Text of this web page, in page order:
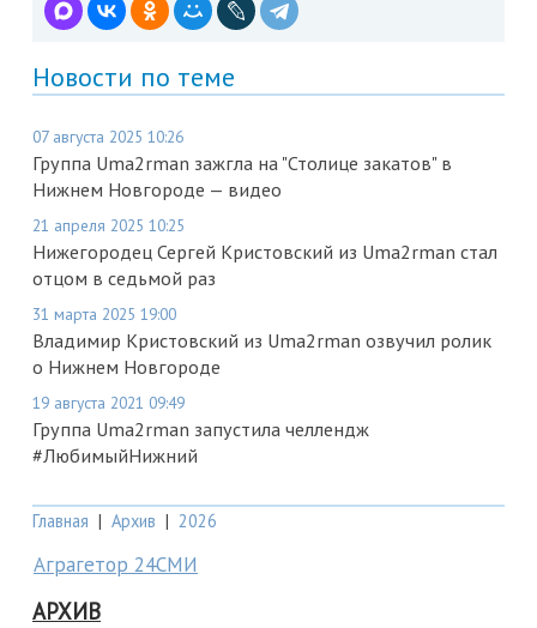
Новости по теме
07 августа 2025 10:26
Группа Uma2rman зажгла на "Столице закатов" в
Нижнем Новгороде — видео
21 апреля 2025 10:25
Нижегородец Сергей Кристовский из Uma2rman стал
отцом в седьмой раз
31 марта 2025 19:00
Владимир Кристовский из Uma2rman озвучил ролик
о Нижнем Новгороде
19 августа 2021 09:49
Группа Uma2rman запустила челлендж
#ЛюбимыйНижний
Главная | Архив | 2026
Аграгетор 24СМИ
АРХИВ